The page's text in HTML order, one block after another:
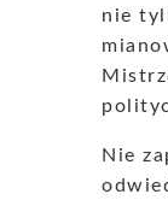
nie
Nie